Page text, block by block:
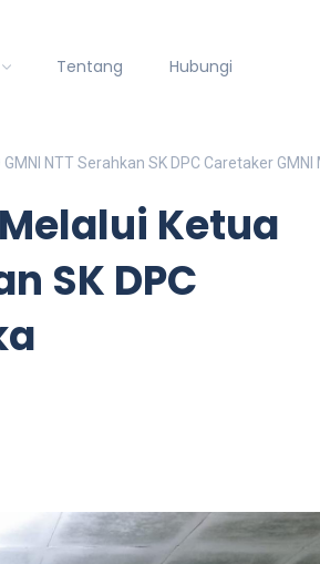
Tentang Hubungi
NTT Serahkan SK DPC Caretaker GMNI
Ketua
SK DPC